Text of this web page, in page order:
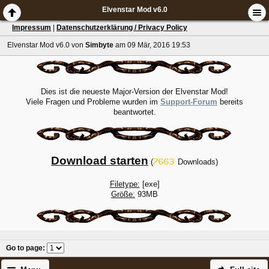
Elvenstar Mod v6.0
Impressum Datenschutzerklärung / Privacy Policy
Elvenstar Mod v6.0 von Simbyte am 09 Mär, 2016 19:53
Dies ist die neueste Major-Version der Elvenstar Mod!
Viele Fragen und Probleme wurden im Support-Forum bereits
beantwortet.
Download starten ( Downloads)
Filetype: [exe]
Größe: 93MB
Go to page: